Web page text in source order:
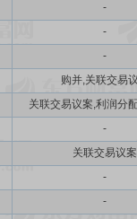
-
-
-
购并,关联交易
关联交易议案,利润分
-
关联交易议案
-
-